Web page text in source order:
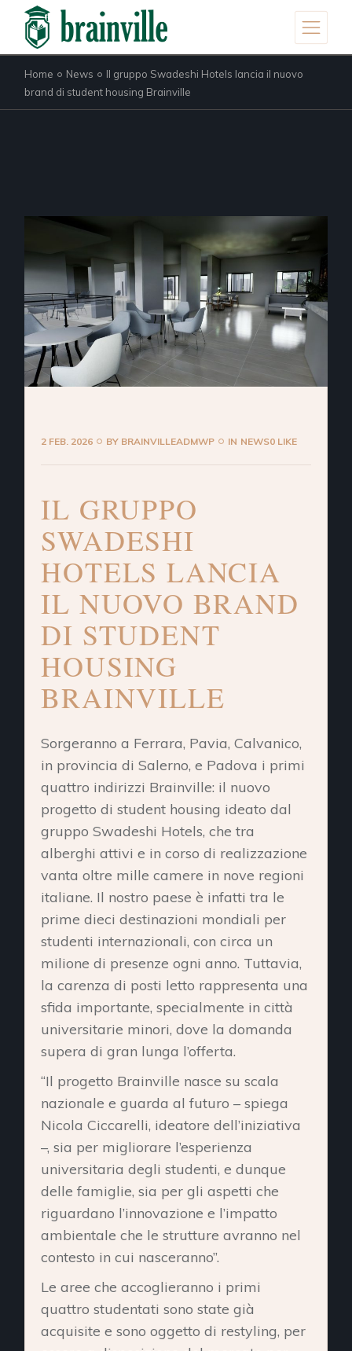
content
Home News
Il gruppo Swadeshi Hotels lancia il nuovo
brand di student housing Brainville
2 FEB. 2026 BY BRAINVILLEADMWP IN NEWS0 LIKE
IL GRUPPO
SWADESHI
HOTELS LANCIA
IL NUOVO BRAND
DI STUDENT
HOUSING
BRAINVILLE
Sorgeranno a Ferrara, Pavia, Calvanico,
in provincia di Salerno, e Padova i primi
quattro indirizzi Brainville: il nuovo
progetto di student housing ideato dal
gruppo Swadeshi Hotels, che tra
alberghi attivi e in corso di realizzazione
vanta oltre mille camere in nove regioni
italiane. Il nostro paese è infatti tra le
prime dieci destinazioni mondiali per
studenti internazionali, con circa un
milione di presenze ogni anno. Tuttavia,
la carenza di posti letto rappresenta una
sfida importante, specialmente in città
universitarie minori, dove la domanda
supera di gran lunga l’offerta.
“Il progetto Brainville nasce su scala
nazionale e guarda al futuro – spiega
Nicola Ciccarelli, ideatore dell’iniziativa
–, sia per migliorare l’esperienza
universitaria degli studenti, e dunque
delle famiglie, sia per gli aspetti che
riguardano l’innovazione e l’impatto
ambientale che le strutture avranno nel
contesto in cui nasceranno”.
Le aree che accoglieranno i primi
quattro studentati sono state già
acquisite e sono oggetto di restyling, per